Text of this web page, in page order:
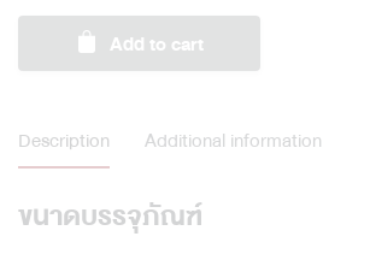
Tin
Candle
quantity
Add to cart
Description Additional information
ขนาดบรรจุภัณฑ์